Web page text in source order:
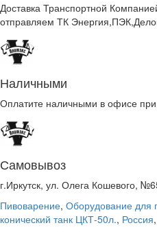
Доставка Транспортной
отправляем ТК
Наличными
Оплатите наличными в офисе
Самовывоз
г.Иркутск, ул. Олега Кошевого,
Пивоварение, Оборудование для
конический танк ЦКТ-50л., Россия,